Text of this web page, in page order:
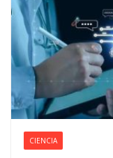
CIENCIA